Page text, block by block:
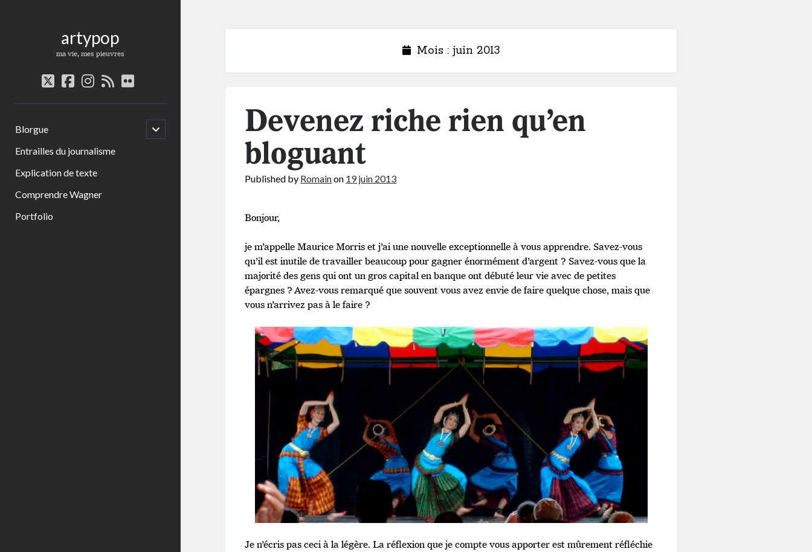
artypop
ma vie, mes pieuvres
twitterfacebook
instagram
rssflickr
Blorgue
open
child
Entrailles du journalisme
Explication de texte
Comprendre Wagner
Portfolio
Mois : juin 2013
Devenez riche rien qu’en
bloguant
Published by Romainon 19 juin 2013
Bonjour,
je m’appelle Maurice Morris et j’ai une nouvelle exceptionnelle à vous apprendre. Savez-vous
qu’il est inutile de travailler beaucoup pour gagner énormément d’argent ? Savez-vous que la
majorité des gens qui ont un gros capital en banque ont débuté leur vie avec de petites
épargnes ? Avez-vous remarqué que souvent vous avez envie de faire quelque chose, mais que
vous n’arrivez pas à le faire ?
Je n’écris pas ceci à la légère. La réflexion que je compte vous apporter est mûrement réfléchie